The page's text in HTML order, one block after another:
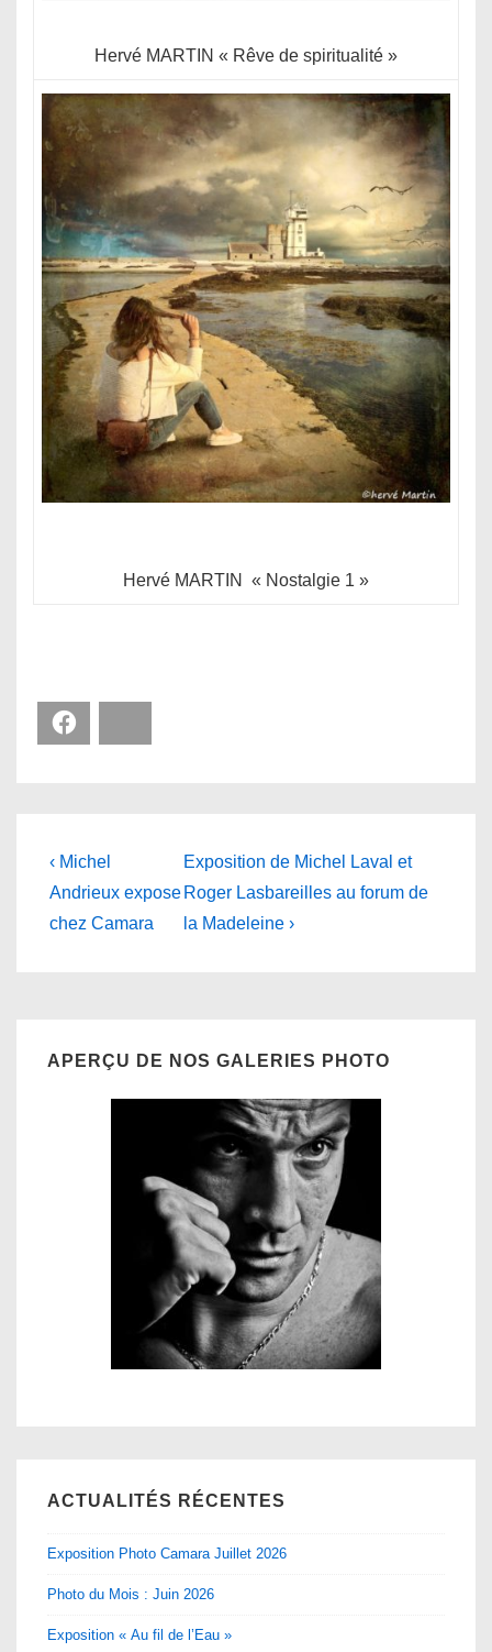
Hervé MARTIN « Rêve de spiritualité »
Hervé MARTIN « Nostalgie 1 »
Navigation
de
l’article
Previous
Post
is
‹ Michel
Andrieux expose
chez Camara
Next
Post
is
Exposition de Michel Laval et
Roger Lasbareilles au forum de
la Madeleine ›
APERÇU DE NOS GALERIES PHOTO
ACTUALITÉS RÉCENTES
Exposition Photo Camara Juillet 2026
Photo du Mois : Juin 2026
Exposition « Au fil de l’Eau »